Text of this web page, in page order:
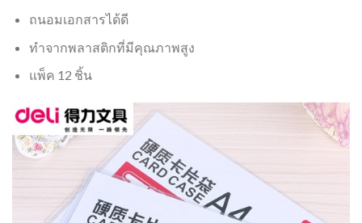
ถนอมเอกสารได้ดี
ทำจากพลาสติกที่มีคุณภาพสูง
แพ็ค 12 ชิ้น